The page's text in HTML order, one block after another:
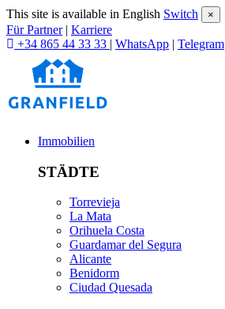
This site is available in English Switch ×
Für Partner | Karriere
+34 865 44 33 33 | WhatsApp | Telegram
Immobilien
STÄDTE
Torrevieja
La Mata
Orihuela Costa
Guardamar del Segura
Alicante
Benidorm
Ciudad Quesada